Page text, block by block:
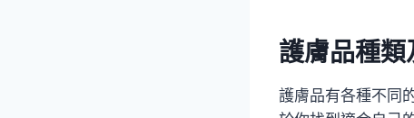
護膚品種
護膚品有各種不同